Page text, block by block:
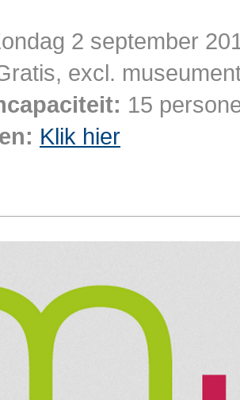
2 september
excl.
15
Klik hier